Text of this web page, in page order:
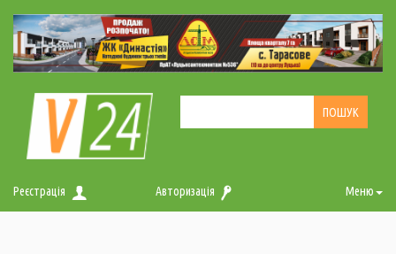
Реєстрація Авторизація Меню